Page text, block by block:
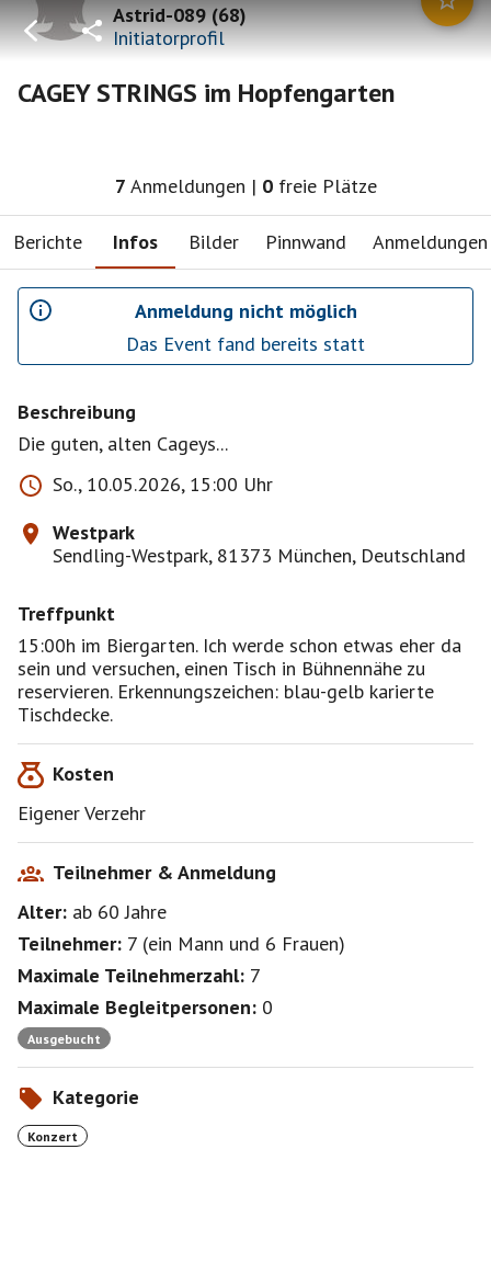
Astrid-089(68)
Initiatorprofil
CAGEY STRINGS im Hopfengarten
7 Anmeldungen | 0 freie Plätze
Berichte Infos Bilder Pinnwand Anmeldungen
Anmeldung nicht möglich
Das Event fand bereits statt
Beschreibung
Die guten, alten Cageys...
So., 10.05.2026, 15:00 Uhr
Westpark
Sendling-Westpark, 81373 München, Deutschland
Treffpunkt
15:00h im Biergarten. Ich werde schon etwas eher da
sein und versuchen, einen Tisch in Bühnennähe zu
reservieren. Erkennungszeichen: blau-gelb karierte
Tischdecke.
Kosten
Eigener Verzehr
Teilnehmer & Anmeldung
Alter: ab 60Jahre
Teilnehmer: 7 (ein Mann und 6 Frauen)
Maximale Teilnehmerzahl: 7
Maximale Begleitpersonen: 0
Ausgebucht
Kategorie
Konzert